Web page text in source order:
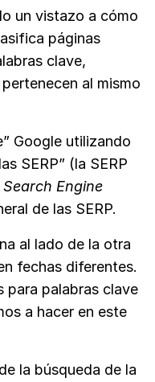
un vistazo a cómo
páginas
clave,
al mismo
Google utilizando
SERP” (la SERP
Search Engine
de las SERP.
al lado de la otra
fechas diferentes.
para palabras clave
a hacer en este
la búsqueda de la